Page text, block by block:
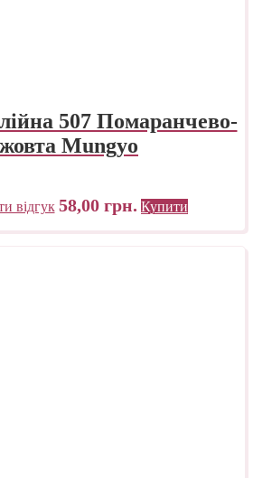
507 Помаранчево-
жовта Mungyo
відгук 58,00 грн. Купити